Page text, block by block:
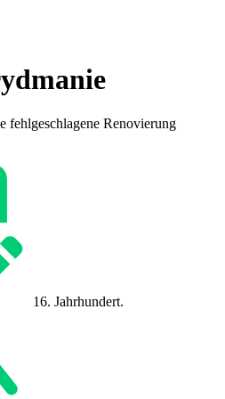
fehlgeschlagene Renovierung
16. Jahrhundert.